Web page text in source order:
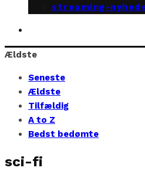
streaming-
Ældste
Seneste
Ældste
Tilfældig
A to Z
Bedst bedømte
sci-fi